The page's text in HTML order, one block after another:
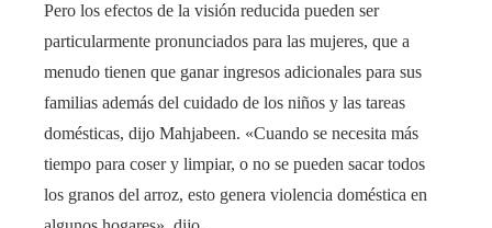
Pero los efectos de la visión reducida pueden ser
particularmente pronunciados para las mujeres, que a
menudo tienen que ganar ingresos adicionales para sus
familias además del cuidado de los niños y las tareas
domésticas, dijo Mahjabeen. «Cuando se necesita más
tiempo para coser y limpiar, o no se pueden sacar todos
los granos del arroz, esto genera violencia doméstica en